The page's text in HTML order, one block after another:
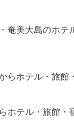
奄美大島のホテ
らホテル・旅館
ホテル・旅館・